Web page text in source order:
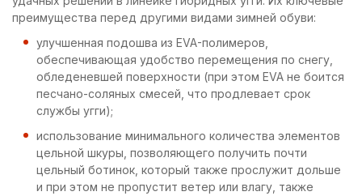
преимущества перед другими видами зимней обуви:
улучшенная подошва из EVA-полимеров,
обеспечивающая удобство перемещения по снегу,
обледеневшей поверхности (при этом EVA не боится
песчано-соляных смесей, что продлевает срок
службы угги);
использование минимального количества элементов
цельной шкуры, позволяющего получить почти
цельный ботинок, который также прослужит дольше
и при этом не пропустит ветер или влагу, также